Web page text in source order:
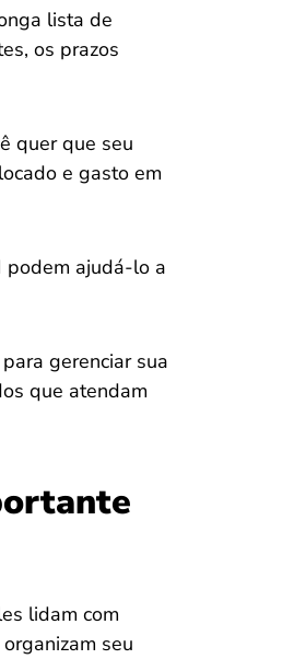
lista de
os prazos
quer que seu
e gasto em
podem ajudá-lo a
gerenciar sua
que atendam
lidam com
seu